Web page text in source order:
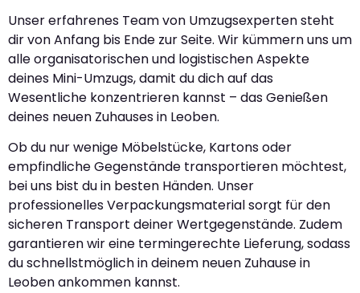
Unser erfahrenes Team von Umzugsexperten steht
dir von Anfang bis Ende zur Seite. Wir kümmern uns um
alle organisatorischen und logistischen Aspekte
deines Mini-Umzugs, damit du dich auf das
Wesentliche konzentrieren kannst – das Genießen
deines neuen Zuhauses in Leoben.
Ob du nur wenige Möbelstücke, Kartons oder
empfindliche Gegenstände transportieren möchtest,
bei uns bist du in besten Händen. Unser
professionelles Verpackungsmaterial sorgt für den
sicheren Transport deiner Wertgegenstände. Zudem
garantieren wir eine termingerechte Lieferung, sodass
du schnellstmöglich in deinem neuen Zuhause in
Leoben ankommen kannst.